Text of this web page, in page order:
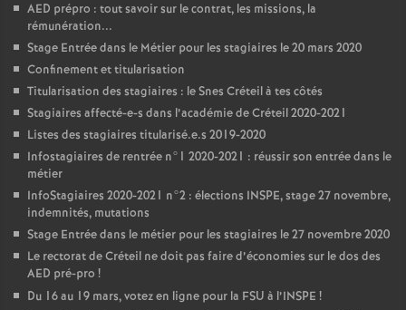
AED prépro : tout savoir sur le contrat, les missions, la
rémunération...
Stage Entrée dans le Métier pour les stagiaires le 20 mars 2020
Confinement et titularisation
Titularisation des stagiaires : le Snes Créteil à tes côtés
Stagiaires affecté-e-s dans l’académie de Créteil 2020-2021
Listes des stagiaires titularisé.e.s 2019-2020
Infostagiaires de rentrée n°1 2020-2021 : réussir son entrée dans le
métier
InfoStagiaires 2020-2021 n°2 : élections INSPE, stage 27 novembre,
indemnités, mutations
Stage Entrée dans le métier pour les stagiaires le 27 novembre 2020
Le rectorat de Créteil ne doit pas faire d’économies sur le dos des
AED pré-pro !
Du 16 au 19 mars, votez en ligne pour la FSU à l’INSPE !